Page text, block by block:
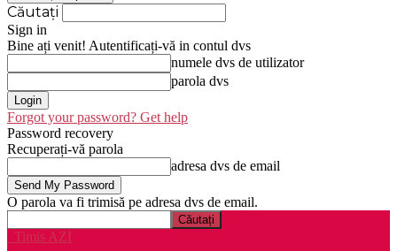
Căutați
Sign in
Bine ați venit! Autentificați-vă in contul dvs
numele dvs de utilizator
parola dvs
Forgot your password? Get help
Password recovery
Recuperați-vă parola
adresa dvs de email
O parola va fi trimisă pe adresa dvs de email.
Timis AZI